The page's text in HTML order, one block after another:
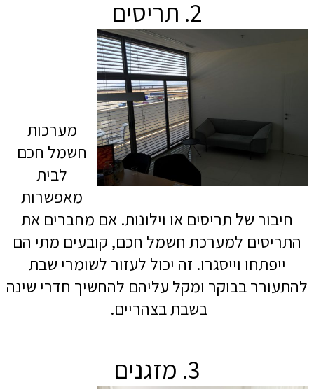
2. תריסים
מערכות
חשמל חכם
לבית
מאפשרות
חיבור של תריסים או וילונות. אם מחברים את
התריסים למערכת חשמל חכם, קובעים מתי הם
ייפתחו וייסגרו. זה יכול לעזור לשומרי שבת
להתעורר בבוקר ומקל עליהם להחשיך חדרי שינה
בשבת בצהריים.
3. מזגנים